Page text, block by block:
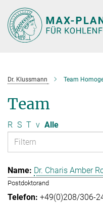
Hauptinhalt
Dr. Klussmann Team
Team
R S T v Alle
Dr. Charis Amber
Postdoktorand
+49(0)208/306-